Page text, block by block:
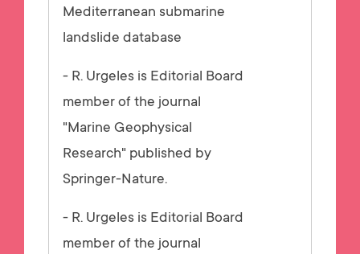
Mediterranean submarine
landslide database
- R. Urgeles is Editorial Board
member of the journal
"Marine Geophysical
Research" published by
Springer-Nature.
- R. Urgeles is Editorial Board
member of the journal